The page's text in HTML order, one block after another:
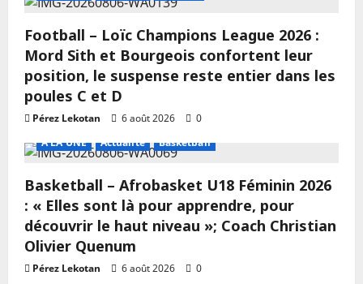
Football – Loïc Champions League 2026 :
Mord Sith et Bourgeois confortent leur
position, le suspense reste entier dans les
poules C et D
Pérez Lekotan 6 août 2026
0
A LA UNE
Actualité Basketball
Basketball – Afrobasket U18 Féminin 2026
: « Elles sont là pour apprendre, pour
découvrir le haut niveau »; Coach Christian
Olivier Quenum
Pérez Lekotan 6 août 2026 0